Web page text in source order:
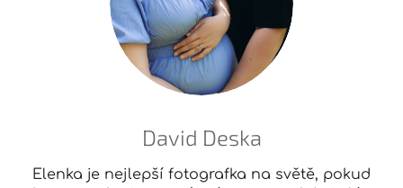
David Deska
Elenka je nejlepší fotografka na světě, pokud